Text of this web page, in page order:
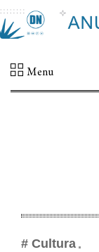
Menu
# Cultura